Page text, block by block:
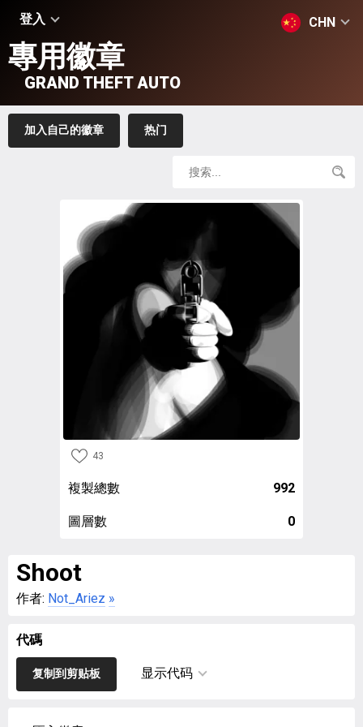
登入 CHN
專用徽章
GRAND THEFT AUTO
加入自己的徽章 热门
43
複製總數 992
圖層數 0
Shoot
作者: Not_Ariez »
代碼
复制到剪贴板 显示代码